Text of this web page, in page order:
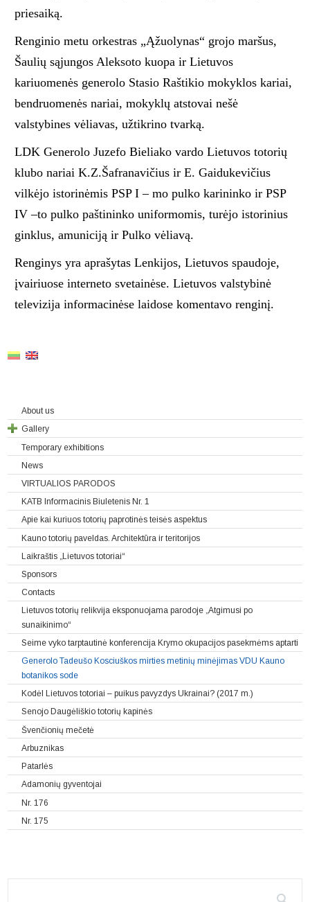
priesaiką.
Renginio metu orkestras „Ąžuolynas“ grojo maršus,
Šaulių sąjungos Aleksoto kuopa ir Lietuvos
kariuomenės generolo Stasio Raštikio mokyklos kariai,
bendruomenės nariai, mokyklų atstovai nešė
valstybines vėliavas, užtikrino tvarką.
LDK Generolo Juzefo Bieliako vardo Lietuvos totorių
klubo nariai K.Z.Šafranavičius ir E. Gaidukevičius
vilkėjo istorinėmis PSP I – mo pulko karininko ir PSP
IV –to pulko paštininko uniformomis, turėjo istorinius
ginklus, amuniciją ir Pulko vėliavą.
Renginys yra aprašytas Lenkijos, Lietuvos spaudoje,
įvairiuose interneto svetainėse. Lietuvos valstybinė
televizija informacinėse laidose komentavo renginį.
About us
Gallery
Temporary exhibitions
News
VIRTUALIOS PARODOS
KATB Informacinis Biuletenis Nr. 1
Apie kai kuriuos totorių paprotinės teisės aspektus
Kauno totorių paveldas. Architektūra ir teritorijos
Laikraštis „Lietuvos totoriai“
Sponsors
Contacts
Lietuvos totorių relikvija eksponuojama parodoje „Atgimusi po
sunaikinimo“
Seime vyko tarptautinė konferencija Krymo okupacijos pasekmėms aptarti
Generolo Tadeušo Kosciuškos mirties metinių minėjimas VDU Kauno
botanikos sode
Kodėl Lietuvos totoriai – puikus pavyzdys Ukrainai? (2017 m.)
Senojo Daugėliškio totorių kapinės
Švenčionių mečetė
Arbuznikas
Patarlės
Adamonių gyventojai
Nr. 176
Nr. 175